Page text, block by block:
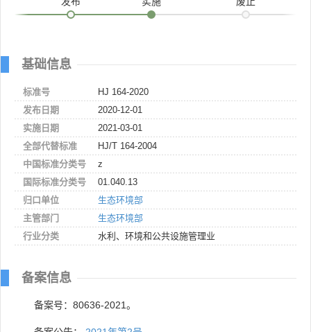
基础信息
标准号
HJ 164-2020
发布日期
2020-12-01
实施日期
2021-03-01
全部代替标准
HJ/T 164-2004
中国标准分类号
z
国际标准分类号
01.040.13
归口单位
生态环境部
主管部门
生态环境部
行业分类
水利、环境和公共设施管理业
备案信息
备案号：80636-2021。